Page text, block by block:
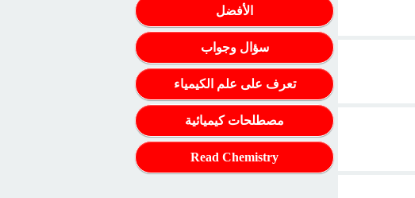
الأفضل
سؤال وجواب
تعرف على علم الكيمياء
مصطلحات كيميائية
Read Chemistry